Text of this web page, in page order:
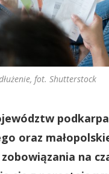
fot. Shutterstock
oraz
na